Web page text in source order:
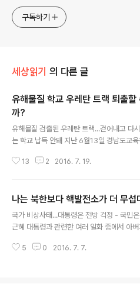
http://www.facebook.com/
구독하기
세상읽기 의 다른 글
유해물질 학교 우레탄 트랙 퇴출할
까?
유해물질 검출된 우레탄 트랙...걷어내고 다
는 학교 납득 안돼 지난 6월13일 경남도교
3개교(67.5%)에서 기준치를 초과한 유해물
교가 1개교로 조사 되었다고 합니다. 그런데
는 놀랍고도 기막히는 일이 벌어지고 있습니
육청이 유해물질 기준치를 초과한 우레탄트
설을 할 것인지 의견을 수렴 하였는데, 대부분
13 2 2016. 7. 19.
나는 북한보다 핵발전소가 더 무섭
국가 비상사태...대통령은 전방 걱정 - 국민
근혜 대통령과 관련한 여러 일화 중에서 아
전해 듣고 첫 일성이 "전방엔 이상없나요?"
5 0 2016. 7. 7.